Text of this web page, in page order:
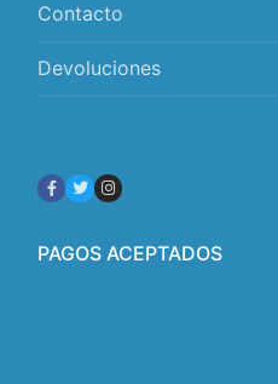
Contacto
Devoluciones
PAGOS ACEPTADOS